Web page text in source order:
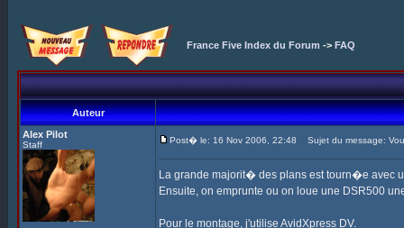
France Five Index du Forum -> FAQ
Auteur
Alex Pilot
Staff Post� le: 16 Nov 2006, 22:48 Sujet du message:
La grande majorit� des plans est tourn�e avec
Ensuite, on emprunte ou on loue une DSR500
Pour le montage, j'utilise AvidXpress DV.